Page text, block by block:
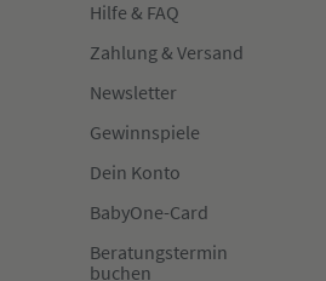
Hilfe & FAQ
Zahlung & Versand
Newsletter
Gewinnspiele
Dein Konto
BabyOne-Card
Beratungstermin
buchen